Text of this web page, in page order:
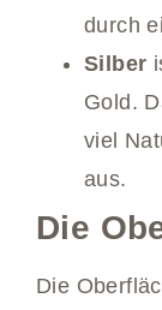
durch
Silber
Gold.
viel
aus.
Die
Die